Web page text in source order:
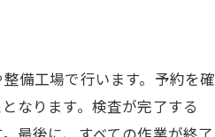
備工場で行います。予約を確
なります。検査が完了する